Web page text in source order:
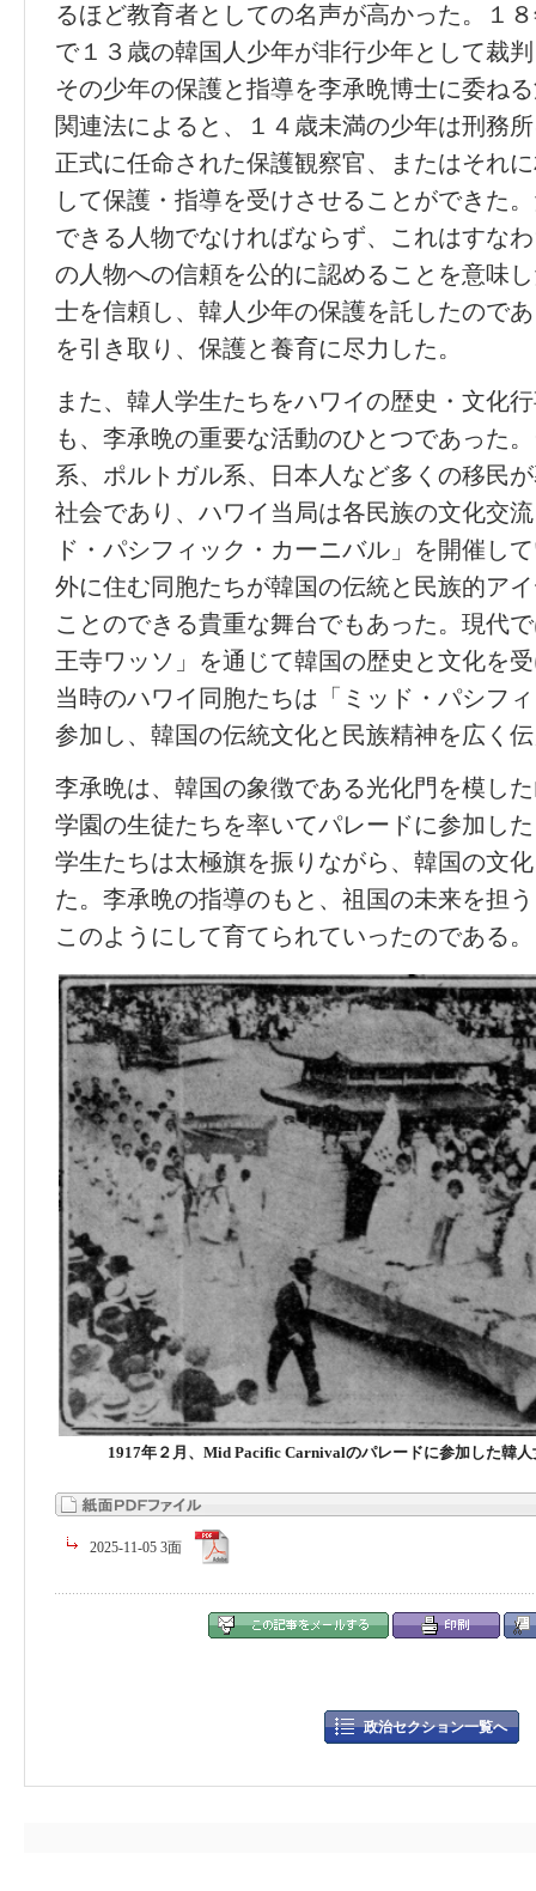
るほど教育者としての名声が高かった。１
で１３歳の韓国人少年が非行少年として裁
その少年の保護と指導を李承晩博士に委ね
関連法によると、１４歳未満の少年は刑務
正式に任命された保護観察官、またはそれ
して保護・指導を受けさせることができた
できる人物でなければならず、これはすな
の人物への信頼を公的に認めることを意味
士を信頼し、韓人少年の保護を託したので
を引き取り、保護と養育に尽力した。
また、韓人学生たちをハワイの歴史・文化
も、李承晩の重要な活動のひとつであった
系、ポルトガル系、日本人など多くの移民
社会であり、ハワイ当局は各民族の文化交
ド・パシフィック・カーニバル」を開催し
外に住む同胞たちが韓国の伝統と民族的ア
ことのできる貴重な舞台でもあった。現代
王寺ワッソ」を通じて韓国の歴史と文化を
当時のハワイ同胞たちは「ミッド・パシフ
参加し、韓国の伝統文化と民族精神を広く
李承晩は、韓国の象徴である光化門を模し
学園の生徒たちを率いてパレードに参加し
学生たちは太極旗を振りながら、韓国の文
た。李承晩の指導のもと、祖国の未来を担
このようにして育てられていったのである。
1917年２月、Mid Pacific Carnivalのパレードに参加した韓
2025-11-05 3面
政治セクション一覧へ